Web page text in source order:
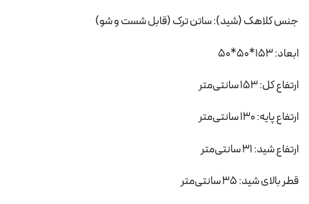
جنس کلاهک (شید): ساتن ترک (قابل شست و شو)
ابعاد: 153*50*50
ارتفاع کل: 153 سانتی‌متر
ارتفاع پایه: 130 سانتی‌متر
ارتفاع شید: 31 سانتی‌متر
قطر بالای شید: 35 سانتی‌متر